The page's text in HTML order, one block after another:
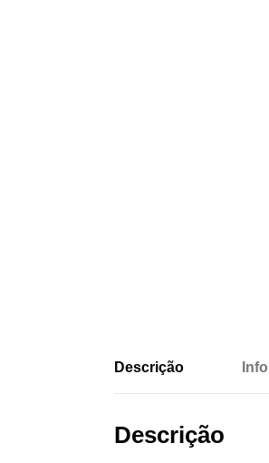
Descrição
Descrição